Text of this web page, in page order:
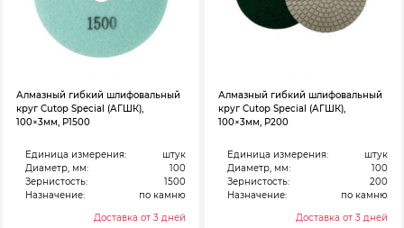
Алмазный гибкий шлифовальный
круг Cutop Special (АГШК),
100×3мм, Р1500
Единица измерения:
штук
Диаметр, мм:
100
Зернистость:
1500
Назначение:
по камню
Доставка от 3 дней
Алмазный гибкий шлифовальный
круг Cutop Special (АГШК),
100×3мм, Р200
Единица измерения:
штук
Диаметр, мм:
100
Зернистость:
200
Назначение:
по камню
Доставка от 3 дней